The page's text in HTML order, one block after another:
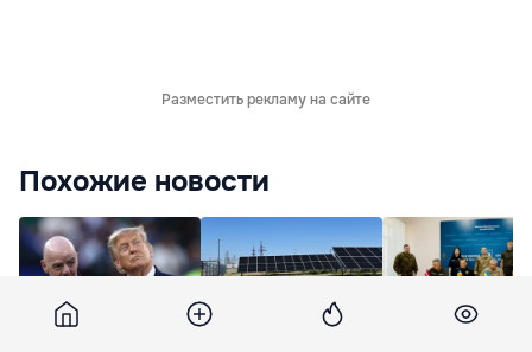
Разместить рекламу на сайте
Похожие новости
Норвегия подаст
Одобрены льготы для